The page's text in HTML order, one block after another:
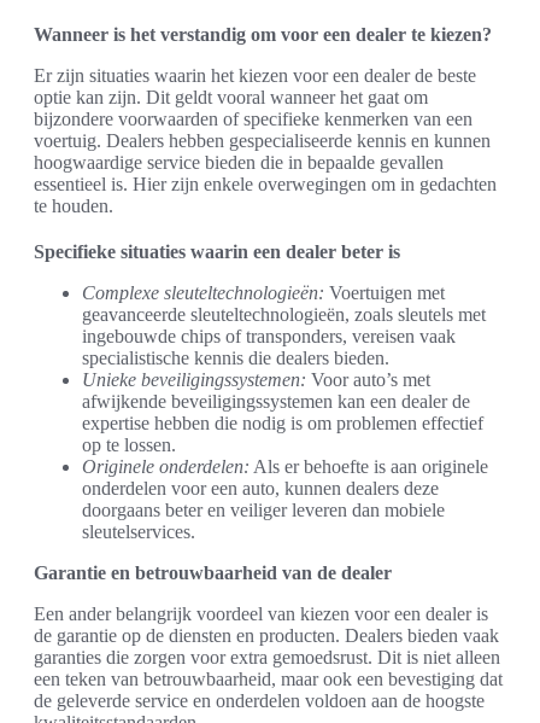
Wanneer is het verstandig om voor een dealer te kiezen?
Er zijn situaties waarin het kiezen voor een dealer de beste
optie kan zijn. Dit geldt vooral wanneer het gaat om
bijzondere voorwaarden of specifieke kenmerken van een
voertuig. Dealers hebben gespecialiseerde kennis en kunnen
hoogwaardige service bieden die in bepaalde gevallen
essentieel is. Hier zijn enkele overwegingen om in gedachten
te houden.
Specifieke situaties waarin een dealer beter is
Complexe sleuteltechnologieën: Voertuigen met
geavanceerde sleuteltechnologieën, zoals sleutels met
ingebouwde chips of transponders, vereisen vaak
specialistische kennis die dealers bieden.
Unieke beveiligingssystemen: Voor auto’s met
afwijkende beveiligingssystemen kan een dealer de
expertise hebben die nodig is om problemen effectief
op te lossen.
Originele onderdelen: Als er behoefte is aan originele
onderdelen voor een auto, kunnen dealers deze
doorgaans beter en veiliger leveren dan mobiele
sleutelservices.
Garantie en betrouwbaarheid van de dealer
Een ander belangrijk voordeel van kiezen voor een dealer is
de garantie op de diensten en producten. Dealers bieden vaak
garanties die zorgen voor extra gemoedsrust. Dit is niet alleen
een teken van betrouwbaarheid, maar ook een bevestiging dat
de geleverde service en onderdelen voldoen aan de hoogste